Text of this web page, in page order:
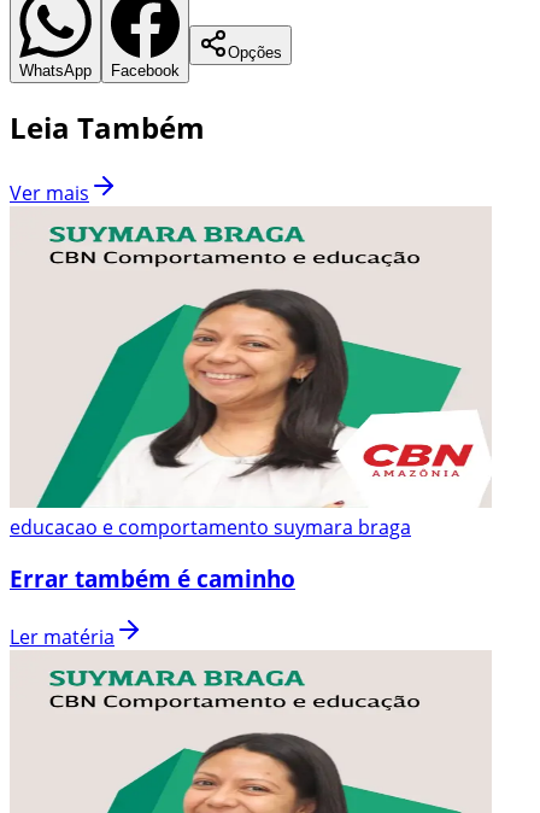
WhatsApp Facebook
Opções
Leia Também
Ver mais
educacao e comportamento suymara braga
Errar também é caminho
Ler matéria